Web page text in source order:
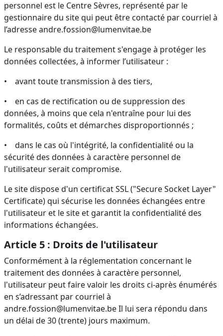
personnel est le Centre Sèvres, représenté par le
gestionnaire du site qui peut être contacté par courriel à
l’adresse andre.fossion@lumenvitae.be
Le responsable du traitement s'engage à protéger les
données collectées, à informer l’utilisateur :
• avant toute transmission à des tiers,
• en cas de rectification ou de suppression des
données, à moins que cela n'entraîne pour lui des
formalités, coûts et démarches disproportionnés ;
• dans le cas où l'intégrité, la confidentialité ou la
sécurité des données à caractère personnel de
l'utilisateur serait compromise.
Le site dispose d'un certificat SSL ("Secure Socket Layer"
Certificate) qui sécurise les données échangées entre
l'utilisateur et le site et garantit la confidentialité des
informations échangées.
Article 5 : Droits de l'utilisateur
Conformément à la réglementation concernant le
traitement des données à caractère personnel,
l'utilisateur peut faire valoir les droits ci-après énumérés
en s’adressant par courriel à
andre.fossion@lumenvitae.be Il lui sera répondu dans
un délai de 30 (trente) jours maximum.